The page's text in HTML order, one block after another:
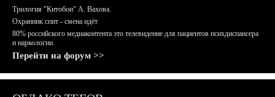
Трилогия "Китобои" А. Вахова.
Охранник спит - смена идёт
80% российского медиаконтента это телевидение для пациентов психдиспансера
и наркологии.
Перейти на форум >>